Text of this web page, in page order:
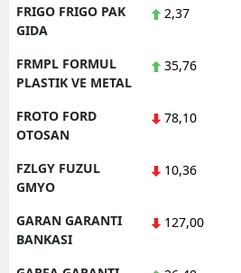
FRIGO FRIGO PAK
GIDA
2,37
FRMPL FORMUL
PLASTIK VE METAL
35,76
FROTO FORD
OTOSAN
78,10
FZLGY FUZUL
GMYO
10,36
GARAN GARANTI
BANKASI
127,00